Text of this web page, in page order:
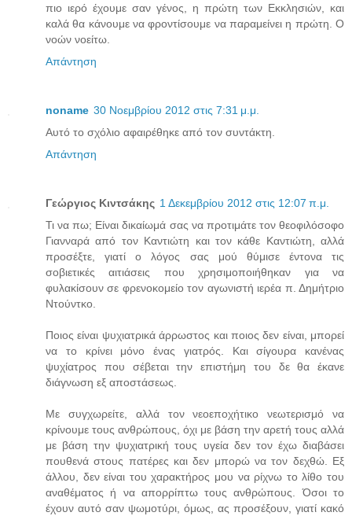
πιο ιερό έχουμε σαν γένος, η πρώτη των Εκκλησιών, και
καλά θα κάνουμε να φροντίσουμε να παραμείνει η πρώτη. Ο
νοών νοείτω.
Απάντηση
noname 30 Νοεμβρίου 2012 στις 7:31 μ.μ.
Αυτό το σχόλιο αφαιρέθηκε από τον συντάκτη.
Απάντηση
Γεώργιος Κιντσάκης 1 Δεκεμβρίου 2012 στις 12:07 π.μ.
Τι να πω; Είναι δικαίωμά σας να προτιμάτε τον θεοφιλόσοφο
Γιανναρά από τον Καντιώτη και τον κάθε Καντιώτη, αλλά
προσέξτε, γιατί ο λόγος σας μού θύμισε έντονα τις
σοβιετικές αιτιάσεις που χρησιμοποιήθηκαν για να
φυλακίσουν σε φρενοκομείο τον αγωνιστή ιερέα π. Δημήτριο
Ντούντκο.
Ποιος είναι ψυχιατρικά άρρωστος και ποιος δεν είναι, μπορεί
να το κρίνει μόνο ένας γιατρός. Και σίγουρα κανένας
ψυχίατρος που σέβεται την επιστήμη του δε θα έκανε
διάγνωση εξ αποστάσεως.
Με συγχωρείτε, αλλά τον νεοεποχήτικο νεωτερισμό να
κρίνουμε τους ανθρώπους, όχι με βάση την αρετή τους αλλά
με βάση την ψυχιατρική τους υγεία δεν τον έχω διαβάσει
πουθενά στους πατέρες και δεν μπορώ να τον δεχθώ. Εξ
άλλου, δεν είναι του χαρακτήρος μου να ρίχνω το λίθο του
αναθέματος ή να απορρίπτω τους ανθρώπους. Όσοι το
έχουν αυτό σαν ψωμοτύρι, όμως, ας προσέξουν, γιατί κακό